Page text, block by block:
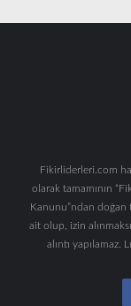
Fikirliderleri.com
olarak tamamının
Kanunu”ndan doğan
ait olup, izin
alıntı yapılamaz.